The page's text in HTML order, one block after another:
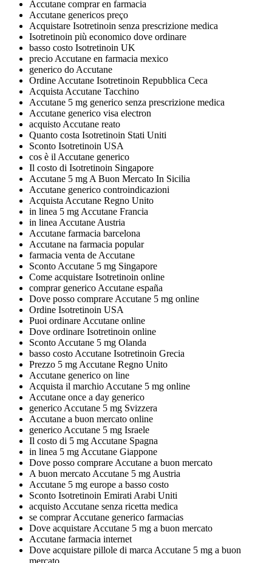
Accutane comprar en farmacia
Accutane genericos preço
Acquistare Isotretinoin senza prescrizione medica
Isotretinoin più economico dove ordinare
basso costo Isotretinoin UK
precio Accutane en farmacia mexico
generico do Accutane
Ordine Accutane Isotretinoin Repubblica Ceca
Acquista Accutane Tacchino
Accutane 5 mg generico senza prescrizione medica
Accutane generico visa electron
acquisto Accutane reato
Quanto costa Isotretinoin Stati Uniti
Sconto Isotretinoin USA
cos è il Accutane generico
Il costo di Isotretinoin Singapore
Accutane 5 mg A Buon Mercato In Sicilia
Accutane generico controindicazioni
Acquista Accutane Regno Unito
in linea 5 mg Accutane Francia
in linea Accutane Austria
Accutane farmacia barcelona
Accutane na farmacia popular
farmacia venta de Accutane
Sconto Accutane 5 mg Singapore
Come acquistare Isotretinoin online
comprar generico Accutane españa
Dove posso comprare Accutane 5 mg online
Ordine Isotretinoin USA
Puoi ordinare Accutane online
Dove ordinare Isotretinoin online
Sconto Accutane 5 mg Olanda
basso costo Accutane Isotretinoin Grecia
Prezzo 5 mg Accutane Regno Unito
Accutane generico on line
Acquista il marchio Accutane 5 mg online
Accutane once a day generico
generico Accutane 5 mg Svizzera
Accutane a buon mercato online
generico Accutane 5 mg Israele
Il costo di 5 mg Accutane Spagna
in linea 5 mg Accutane Giappone
Dove posso comprare Accutane a buon mercato
A buon mercato Accutane 5 mg Austria
Accutane 5 mg europe a basso costo
Sconto Isotretinoin Emirati Arabi Uniti
acquisto Accutane senza ricetta medica
se comprar Accutane generico farmacias
Dove acquistare Accutane 5 mg a buon mercato
Accutane farmacia internet
Dove acquistare pillole di marca Accutane 5 mg a buon
mercato